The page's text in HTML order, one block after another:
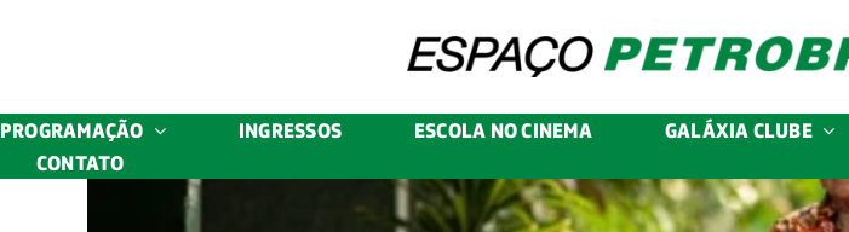
PROGRAMAÇÃO INGRESSOS ESCOLA NO CINEMA GALÁXIA CLUBE
CONTATO